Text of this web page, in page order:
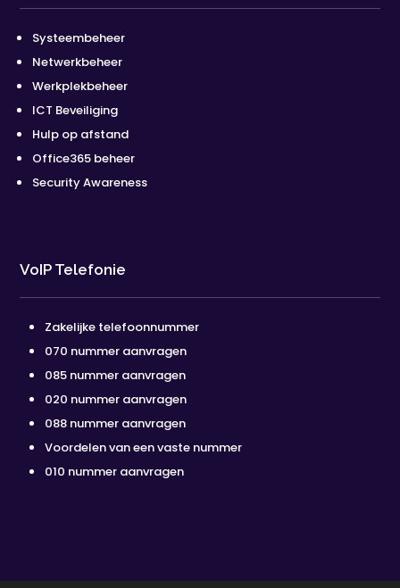
Systeembeheer
Netwerkbeheer
Werkplekbeheer
ICT Beveiliging
Hulp op afstand
Office365 beheer
Security Awareness
VoIP Telefonie
Zakelijke telefoonnummer
070 nummer aanvragen
085 nummer aanvragen
020 nummer aanvragen
088 nummer aanvragen
Voordelen van een vaste nummer
010 nummer aanvragen